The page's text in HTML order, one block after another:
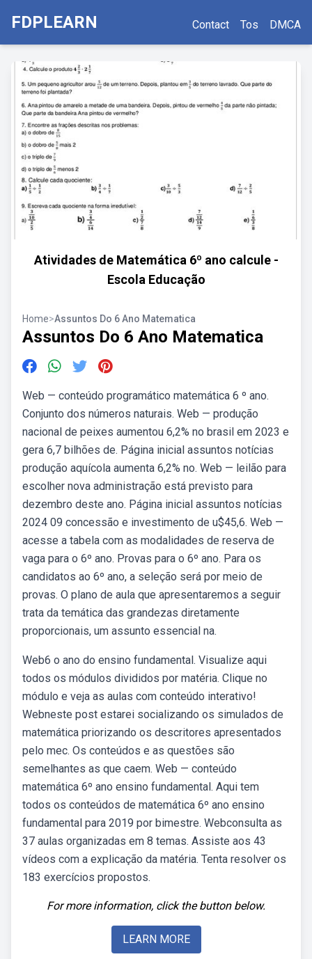
FDPLEARN Contact Tos DMCA
Atividades de Matemática 6º ano calcule -
Escola Educação
Home>Assuntos Do 6 Ano Matematica
Assuntos Do 6 Ano Matematica
Web — conteúdo programático matemática 6 º ano.
Conjunto dos números naturais. Web — produção
nacional de peixes aumentou 6,2% no brasil em 2023 e
gera 6,7 bilhões de. Página inicial assuntos notícias
produção aquícola aumenta 6,2% no. Web — leilão para
escolher nova administração está previsto para
dezembro deste ano. Página inicial assuntos notícias
2024 09 concessão e investimento de u$45,6. Web —
acesse a tabela com as modalidades de reserva de
vaga para o 6º ano. Provas para o 6º ano. Para os
candidatos ao 6º ano, a seleção será por meio de
provas. O plano de aula que apresentaremos a seguir
trata da temática das grandezas diretamente
proporcionais, um assunto essencial na.
Web6 o ano do ensino fundamental. Visualize aqui
todos os módulos divididos por matéria. Clique no
módulo e veja as aulas com conteúdo interativo!
Webneste post estarei socializando os simulados de
matemática priorizando os descritores apresentados
pelo mec. Os conteúdos e as questões são
semelhantes as que caem. Web — conteúdo
matemática 6º ano ensino fundamental. Aqui tem
todos os conteúdos de matemática 6º ano ensino
fundamental para 2019 por bimestre. Webconsulta as
37 aulas organizadas em 8 temas. Assiste aos 43
vídeos com a explicação da matéria. Tenta resolver os
183 exercícios propostos.
For more information, click the button below.
LEARN MORE